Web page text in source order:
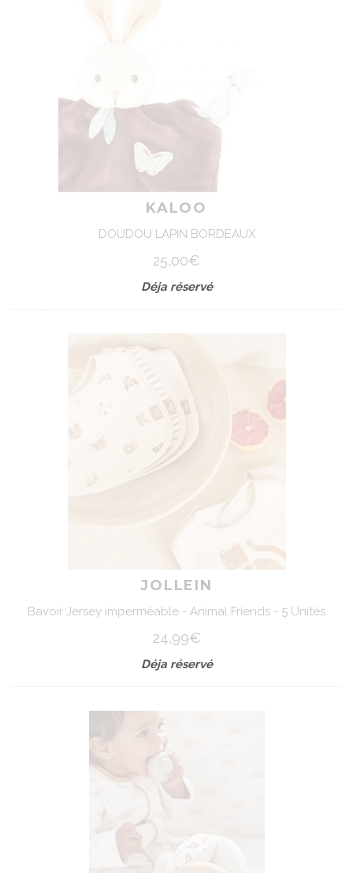
KALOO
DOUDOU LAPIN BORDEAUX
25,00€
Déja réservé
JOLLEIN
Bavoir Jersey imperméable - Animal Friends - 5 Unités
24,99€
Déja réservé